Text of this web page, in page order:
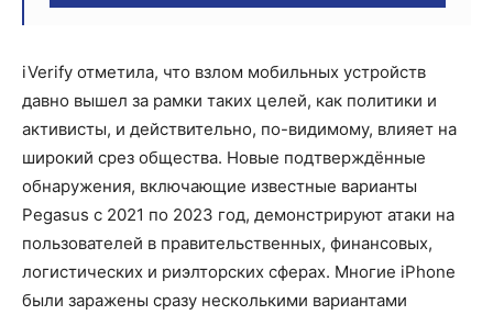
iVerify отметила, что взлом мобильных устройств
давно вышел за рамки таких целей, как политики и
активисты, и действительно, по-видимому, влияет на
широкий срез общества. Новые подтверждённые
обнаружения, включающие известные варианты
Pegasus с 2021 по 2023 год, демонстрируют атаки на
пользователей в правительственных, финансовых,
логистических и риэлторских сферах. Многие iPhone
были заражены сразу несколькими вариантами